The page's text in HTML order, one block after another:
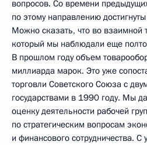
вопросов. Со времени
по этому направлению
Можно сказать, что во взаимной
который мы наблюдали еще
В прошлом году объем
миллиарда марок. Это уже
торговли Советского Союза с
государствами в 1990 году. Мы
оценку деятельности рабочей
по стратегическим вопросам
и финансового сотрудничества. С